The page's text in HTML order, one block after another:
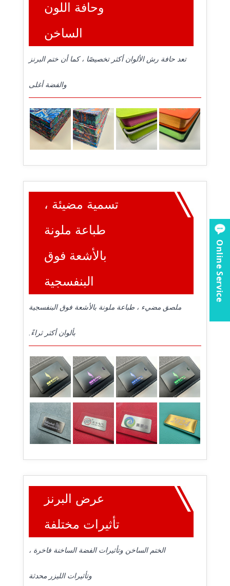
وحافة اللون
الساخن
تعد حافة رش الألوان أكثر تخصيصًا ، كما أن ختم البرنز
والفضة أغلى
تسمية مضيئة ،
طباعة ملونة
بالأشعة فوق
البنفسجية
ملصق مضيء ، طباعة ملونة بالأشعة فوق البنفسجية
بألوان أكثر ثراءً.
عرض البرنز
تأثيرات مختلفة
الختم الساخن وتأثيرات الفضة الساخنة فاخرة ،
وتأثيرات الليزر محدثة
Online Service